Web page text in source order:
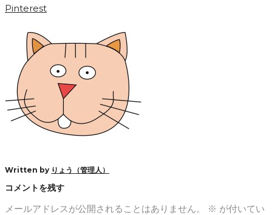
Pinterest
Written by りょう（管理人）
コメントを残す
メールアドレスが公開されることはありません。 ※ が付いてい